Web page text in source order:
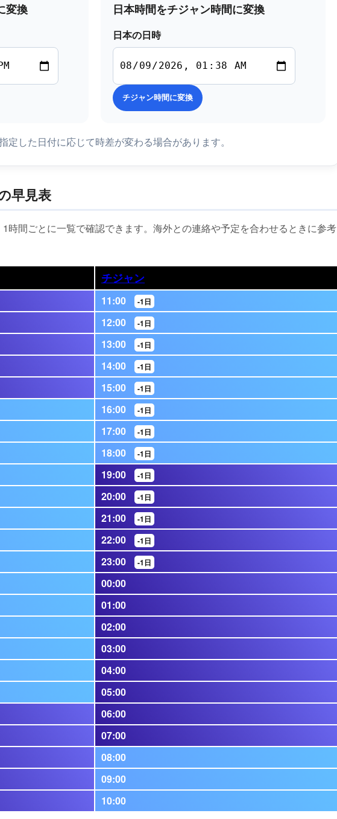
変換 日本時間をチジャン時間に変換
日本の日時
チジャン時間に変換
定した日付に応じて時差が変わる場合があります。
早見表
時間ごとに一覧で確認できます。海外との連絡や予定を合わせるときに参考
チジャン
11:00 -1日
12:00 -1日
13:00 -1日
14:00 -1日
15:00 -1日
16:00 -1日
17:00 -1日
18:00 -1日
19:00 -1日
20:00 -1日
21:00 -1日
22:00 -1日
23:00 -1日
00:00
01:00
02:00
03:00
04:00
05:00
06:00
07:00
08:00
09:00
10:00